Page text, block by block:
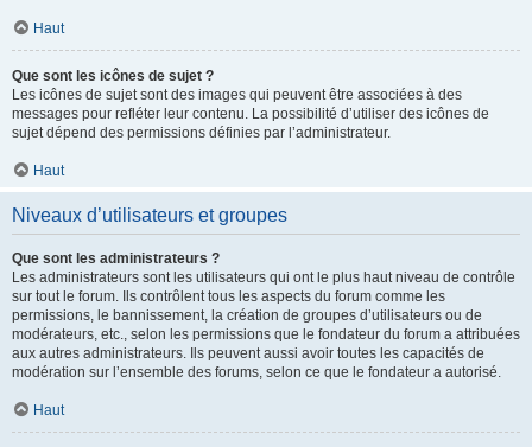
Haut
Que sont les icônes de sujet ?
Les icônes de sujet sont des images qui peuvent être associées à des
messages pour refléter leur contenu. La possibilité d’utiliser des icônes de
sujet dépend des permissions définies par l’administrateur.
Haut
Niveaux d’utilisateurs et groupes
Que sont les administrateurs ?
Les administrateurs sont les utilisateurs qui ont le plus haut niveau de contrôle
sur tout le forum. Ils contrôlent tous les aspects du forum comme les
permissions, le bannissement, la création de groupes d’utilisateurs ou de
modérateurs, etc., selon les permissions que le fondateur du forum a attribuées
aux autres administrateurs. Ils peuvent aussi avoir toutes les capacités de
modération sur l’ensemble des forums, selon ce que le fondateur a autorisé.
Haut